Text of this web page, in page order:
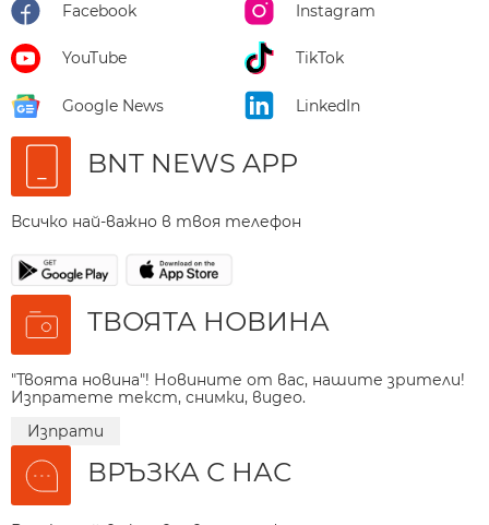
Facebook Instagram
YouTube TikTok
Google News LinkedIn
BNT NEWS APP
Всичко най-важно в твоя телефон
ТВОЯТА НОВИНА
"Твоята новина"! Новините от вас, нашите зрители!
Изпратете текст, снимки, видео.
Изпрати
ВРЪЗКА С НАС